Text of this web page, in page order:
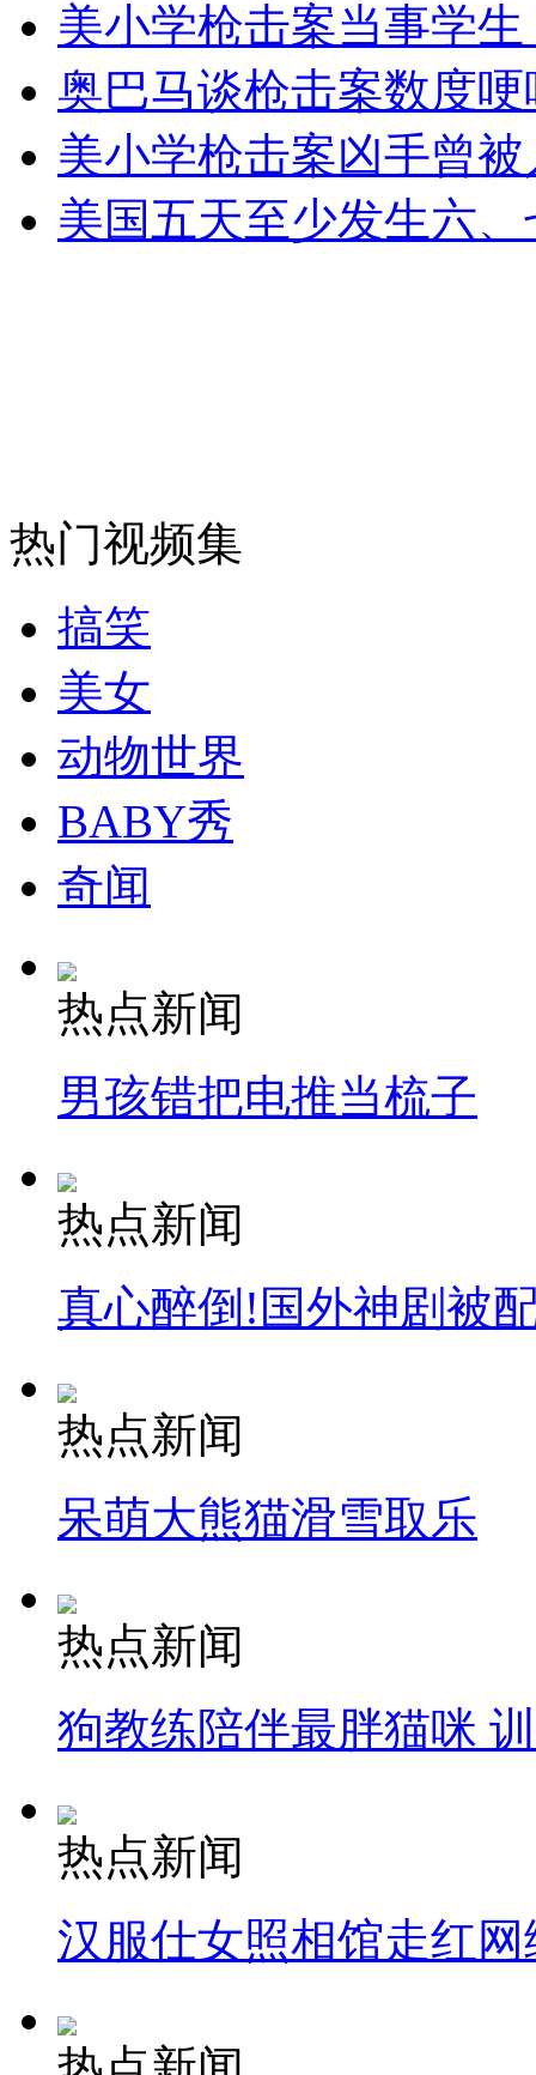
无痛分娩是否安全 医生回应
外交部：反对强权政治霸凌主义
消防员救轻生者 花炮节热闹非凡
纽约上演“枕头大战”
司机酒驾遇交警 急速倒车逃窜
美小学枪击案当事学
奥巴马谈枪击案数度
美小学枪击案凶手曾
美国五天至少发生六
热门视频集
搞笑
美女
动物世界
BABY秀
奇闻
热点新闻
男孩错把电推当梳子
热点新闻
真心醉倒!国外神剧被
热点新闻
呆萌大熊猫滑雪取乐
热点新闻
狗教练陪伴最胖猫咪
热点新闻
汉服仕女照相馆走红网